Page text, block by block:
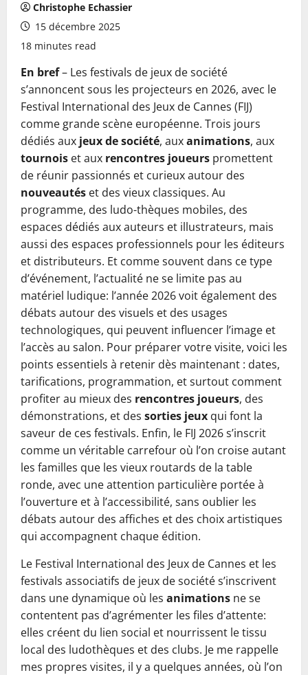
Christophe Echassier
15 décembre 2025
18 minutes read
En bref– Les festivals de jeux de société
s’annoncent sous les projecteurs en 2026, avec le
Festival International des Jeux de Cannes (FIJ)
comme grande scène européenne. Trois jours
dédiés aux jeux de société, auxanimations, aux
tournois et aux rencontres joueurs promettent
de réunir passionnés et curieux autour des
nouveautés et des vieux classiques. Au
programme, des ludo-thèques mobiles, des
espaces dédiés aux auteurs et illustrateurs, mais
aussi des espaces professionnels pour les éditeurs
et distributeurs. Et comme souvent dans ce type
d’événement, l’actualité ne se limite pas au
matériel ludique: l’année 2026 voit également des
débats autour des visuels et des usages
technologiques, qui peuvent influencer l’image et
l’accès au salon. Pour préparer votre visite, voici les
points essentiels à retenir dès maintenant : dates,
tarifications, programmation, et surtout comment
profiter au mieux des rencontres joueurs, des
démonstrations, et des sorties jeux qui font la
saveur de ces festivals. Enfin, le FIJ 2026 s’inscrit
comme un véritable carrefour où l’on croise autant
les familles que les vieux routards de la table
ronde, avec une attention particulière portée à
l’ouverture et à l’accessibilité, sans oublier les
débats autour des affiches et des choix artistiques
qui accompagnent chaque édition.
Le Festival International des Jeux de Cannes et les
festivals associatifs de jeux de société s’inscrivent
dans une dynamique où les animations ne se
contentent pas d’agrémenter les files d’attente:
elles créent du lien social et nourrissent le tissu
local des ludothèques et des clubs. Je me rappelle
mes propres visites, il y a quelques années, où l’on